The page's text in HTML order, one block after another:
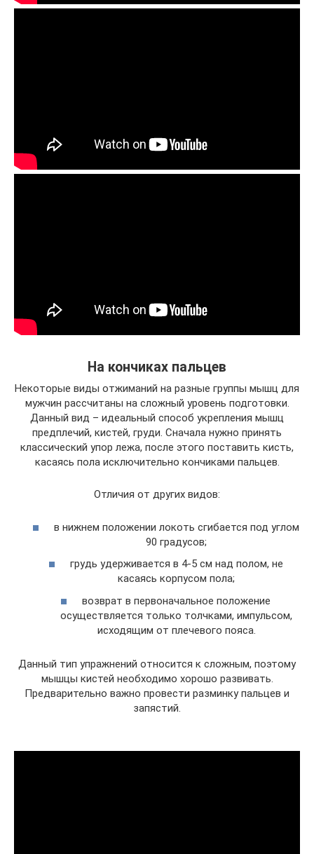
На кончиках пальцев
Некоторые виды отжиманий на разные группы мышц для
мужчин рассчитаны на сложный уровень подготовки.
Данный вид – идеальный способ укрепления мышц
предплечий, кистей, груди. Сначала нужно принять
классический упор лежа, после этого поставить кисть,
касаясь пола исключительно кончиками пальцев.
Отличия от других видов:
в нижнем положении локоть сгибается под углом
90 градусов;
грудь удерживается в 4-5 см над полом, не
касаясь корпусом пола;
возврат в первоначальное положение
осуществляется только толчками, импульсом,
исходящим от плечевого пояса.
Данный тип упражнений относится к сложным, поэтому
мышцы кистей необходимо хорошо развивать.
Предварительно важно провести разминку пальцев и
запястий.